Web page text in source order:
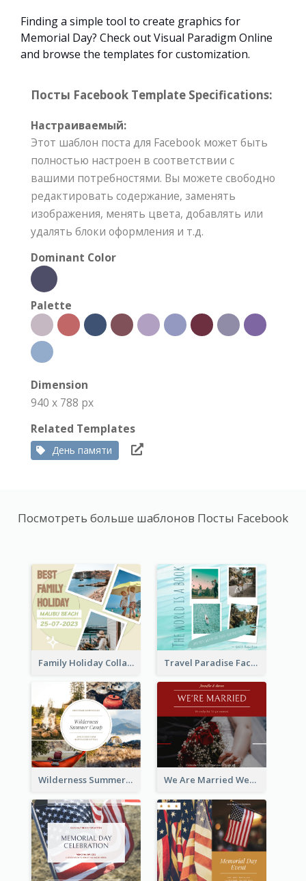
Finding a simple tool to create graphics for
Memorial Day? Check out Visual Paradigm Online
and browse the templates for customization.
Посты Facebook Template Specifications:
Настраиваемый:
Этот шаблон поста для Facebook может быть
полностью настроен в соответствии с
вашими потребностями. Вы можете свободно
редактировать содержание, заменять
изображения, менять цвета, добавлять или
удалять блоки оформления и т.д.
Dominant Color
Palette
Dimension
940 x 788 px
Related Templates
День памяти
Посмотреть больше шаблонов Посты Facebook
Family Holiday Collage Facebook Post Travel Paradise Facebook Post
Wilderness Summer Camp Facebook Post We Are Married Wedding Facebook Post